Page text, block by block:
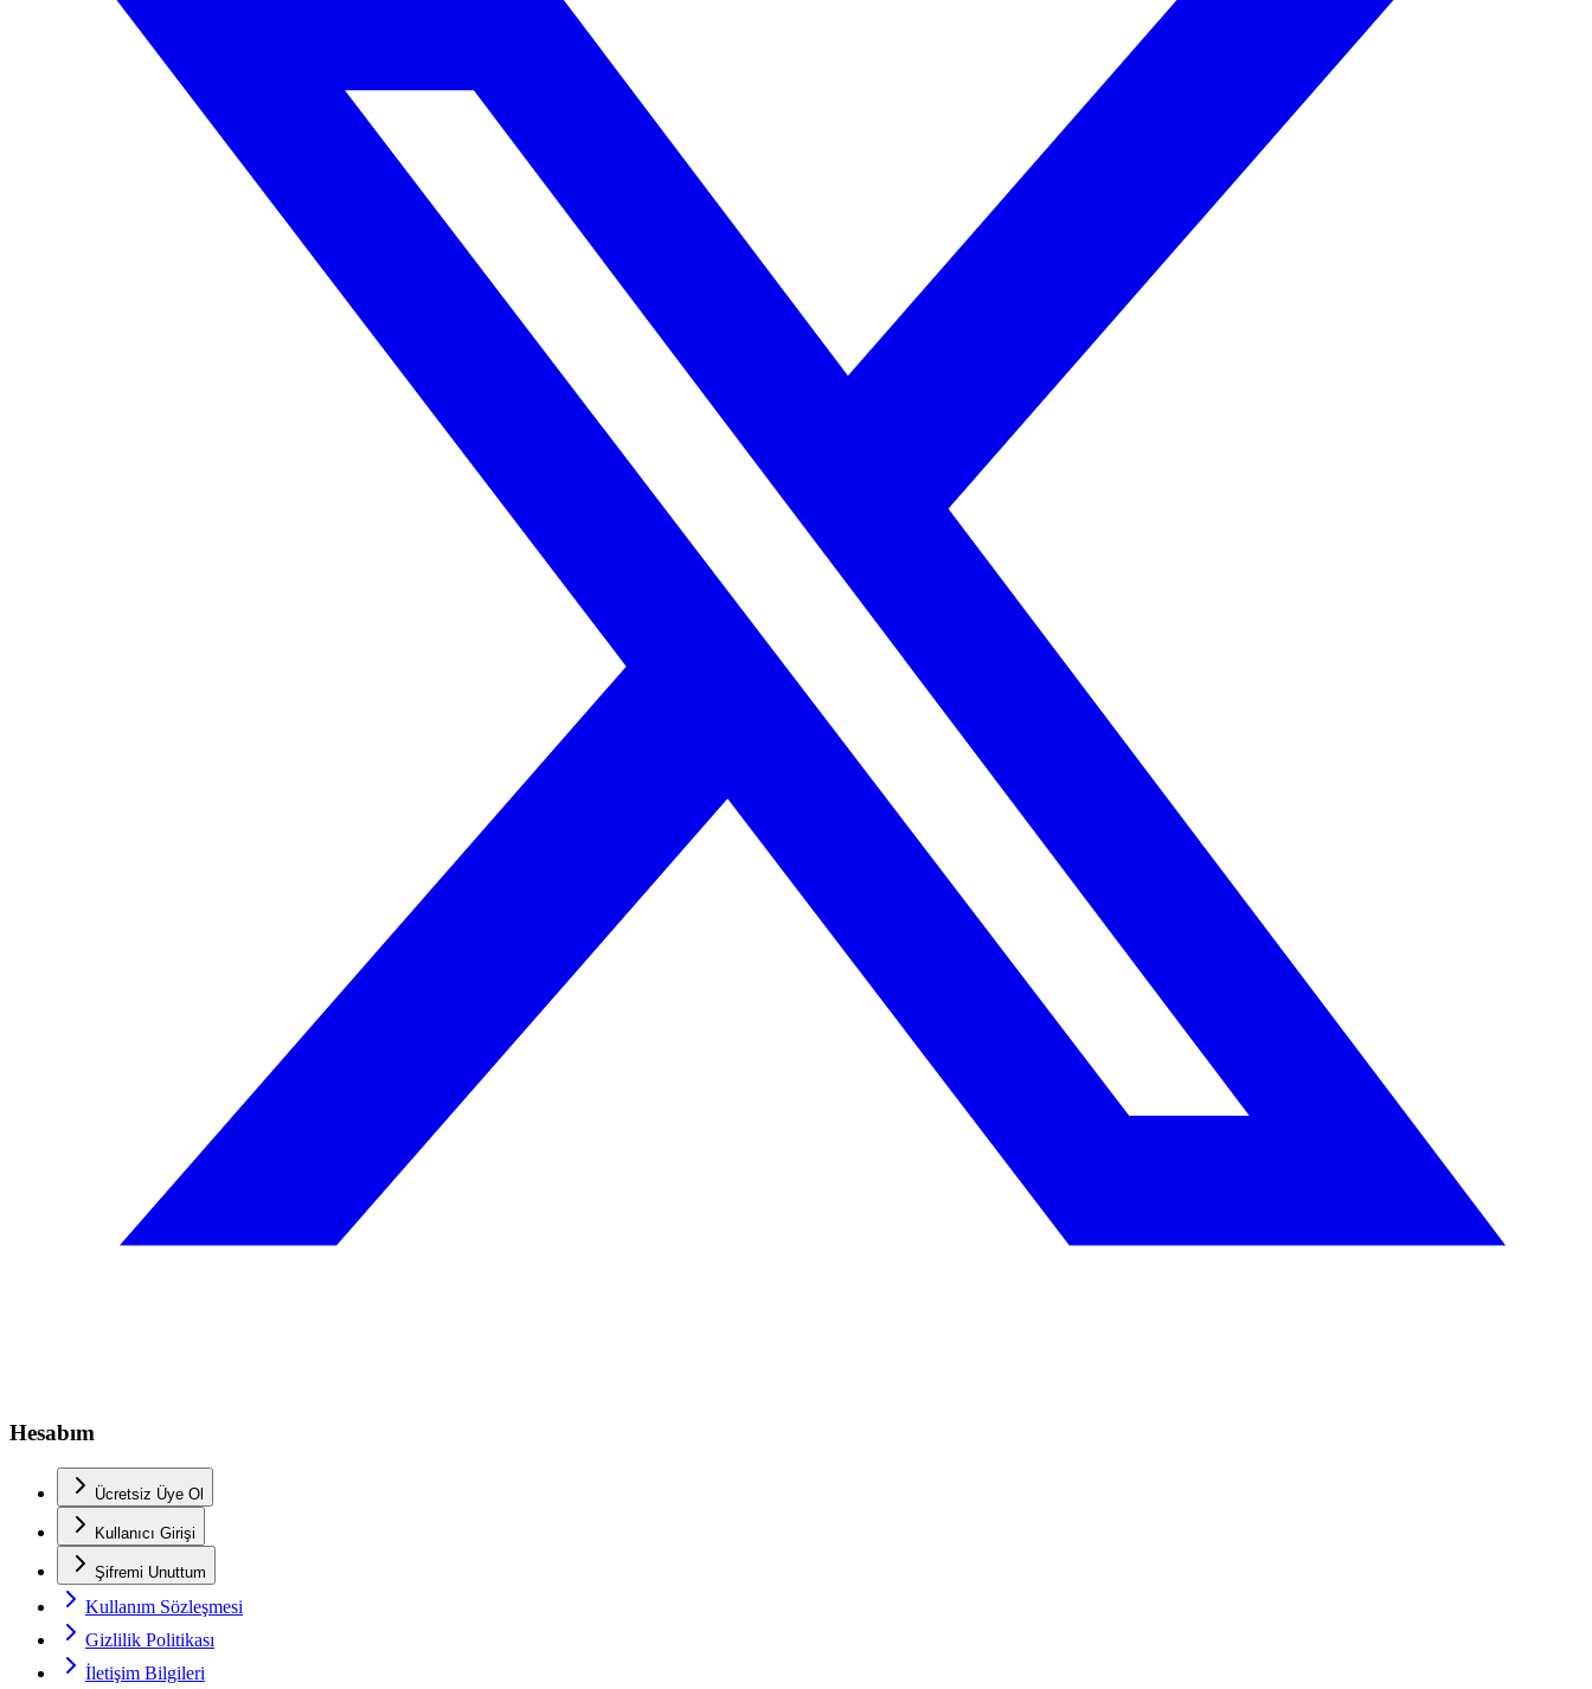
Hesabım
Ücretsiz Üye Ol
Kullanıcı Girişi
Şifremi Unuttum
Kullanım Sözleşmesi
Gizlilik Politikası
İletişim Bilgileri